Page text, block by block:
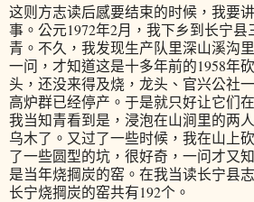
这则方志读后感要结束的时候，我要
事。公元1972年2月，我下乡到长宁
青。不久，我发现生产队里深山溪沟
一问，才知道这是十多年前的1958年
头，还没来得及烧，龙头、官兴公社
高炉群已经停产。于是就只好让它们
我当知青看到是，浸泡在山涧里的两
乌木了。又过了一些时候，我在山上
了一些圆型的坑，很好奇，一问才又
是当年烧掆炭的窑。在我当读长宁县
长宁烧掆炭的窑共有192个。